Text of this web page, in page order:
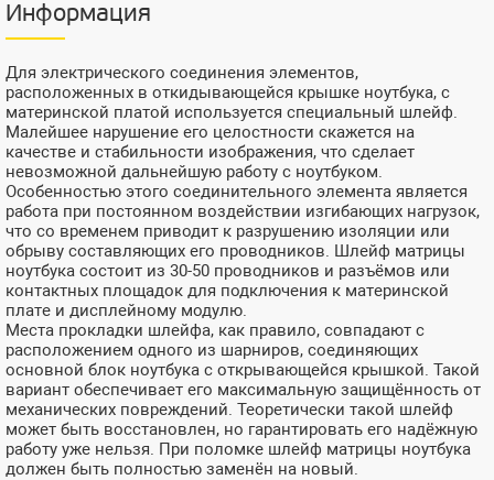
Информация
Для электрического соединения элементов,
расположенных в откидывающейся крышке ноутбука, с
материнской платой используется специальный шлейф.
Малейшее нарушение его целостности скажется на
качестве и стабильности изображения, что сделает
невозможной дальнейшую работу с ноутбуком.
Особенностью этого соединительного элемента является
работа при постоянном воздействии изгибающих нагрузок,
что со временем приводит к разрушению изоляции или
обрыву составляющих его проводников. Шлейф матрицы
ноутбука состоит из 30-50 проводников и разъёмов или
контактных площадок для подключения к материнской
плате и дисплейному модулю.
Места прокладки шлейфа, как правило, совпадают с
расположением одного из шарниров, соединяющих
основной блок ноутбука с открывающейся крышкой. Такой
вариант обеспечивает его максимальную защищённость от
механических повреждений. Теоретически такой шлейф
может быть восстановлен, но гарантировать его надёжную
работу уже нельзя. При поломке шлейф матрицы ноутбука
должен быть полностью заменён на новый.